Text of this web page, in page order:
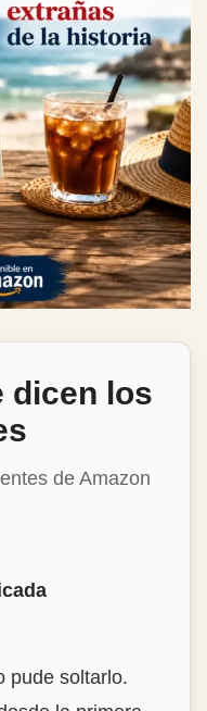
dicen los
de Amazon
del autor